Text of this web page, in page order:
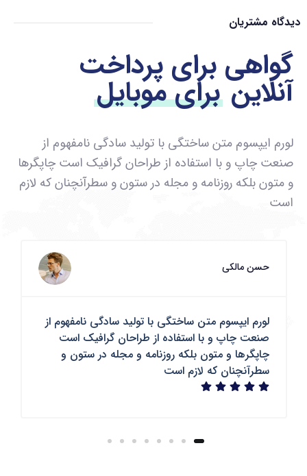
دیدگاه مشتریان
گواهی برای پرداخت
آنلاینبرای موبایل
لورم ایپسوم متن ساختگی با تولید سادگی نامفهوم از
صنعت چاپ و با استفاده از طراحان گرافیک است چاپگرها
و متون بلکه روزنامه و مجله در ستون و سطرآنچنان که لازم
است
لورم ایپسوم متن ساختگی با تولید سادگی نامفهوم از
صنعت چاپ و با استفاده از طراحان گرافیک است
چاپگرها و متون بلکه روزنامه و مجله در ستون و
سطرآنچنان که لازم است
حسن مالکی